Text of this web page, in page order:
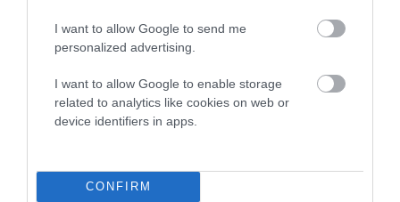
I want to allow Google to send me
personalized advertising.
I want to allow Google to enable storage
related to analytics like cookies on web or
device identifiers in apps.
CONFIRM
εκδόθηκε το 2015